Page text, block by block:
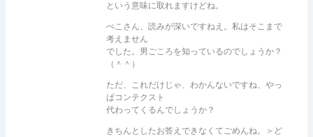
という意味に取れますけどね。
ぺこさん、読みが深いですねえ。私はそこまで
考えません
でした。男ごころを知っているのでしょうか？
（＾＾）
ただ、これだけじゃ、わかんないですね、やっ
ぱコンテクスト
代わってくるんでしょうか？
きちんとしたお答えできなくてごめんね。＞ど